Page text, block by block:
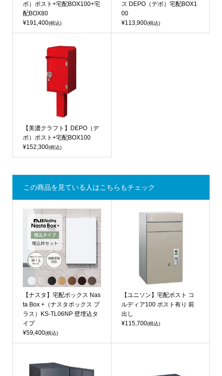
ポ）ポスト+宅配BOX100+宅
配BOX80
¥191,400(税込)
ス DEPO（デポ）宅配BOX1
00
¥113,900(税込)
【美濃クラフト】DEPO（デ
ポ）ポスト+宅配BOX100
¥152,300(税込)
この商品を見ている人はこちらもチェック
【ナスタ】宅配ボックス Nas
ta Box +（ナスタボックス プ
ラス）KS-TL06NP 壁埋込タ
イプ
¥59,400(税込)
【ユニソン】宅配ポスト コ
ルディア100 ポスト有り 前
出し
¥115,700(税込)